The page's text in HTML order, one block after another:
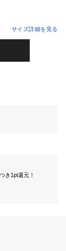
サイズ詳細を見る
き1pt還元！